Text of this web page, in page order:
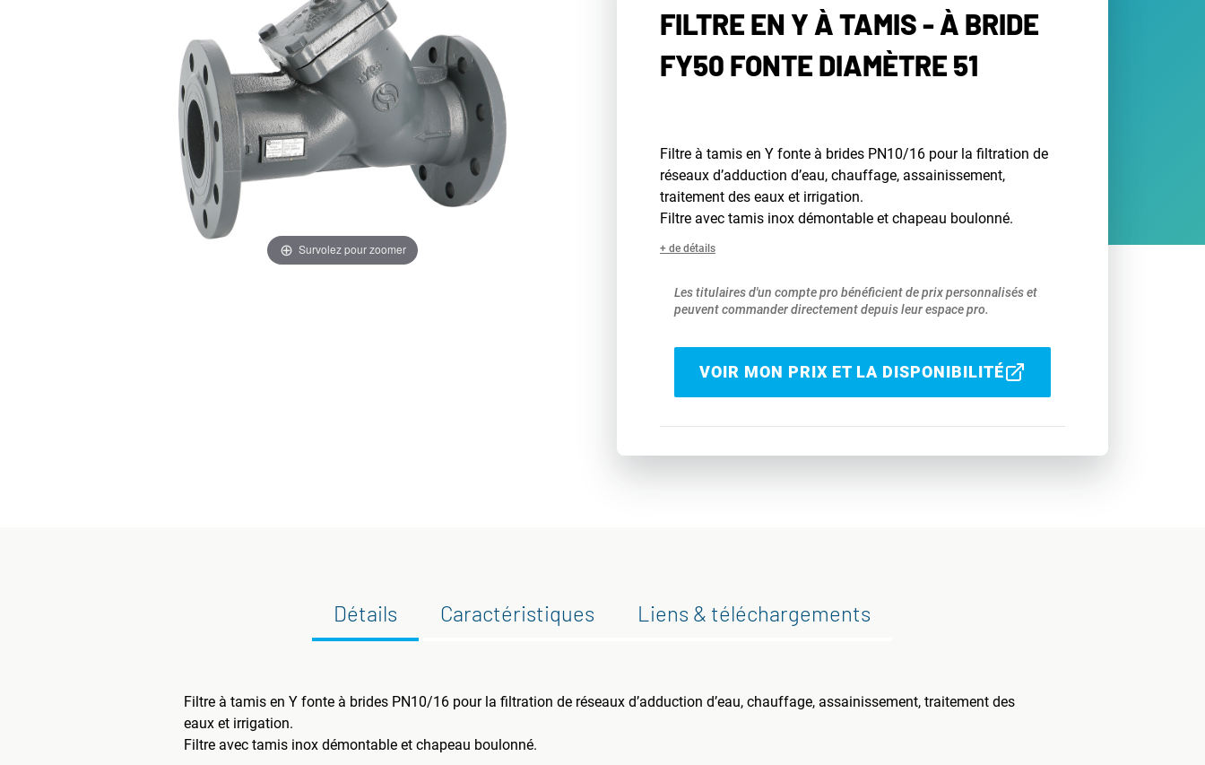
Survolez pour zoomer
FILTRE EN Y À TAMIS - À BRIDE
FY50 FONTE DIAMÈTRE 51
Filtre à tamis en Y fonte à brides PN10/16 pour la filtration de
réseaux d’adduction d’eau, chauffage, assainissement,
traitement des eaux et irrigation.
Filtre avec tamis inox démontable et chapeau boulonné.
+ de détails
Les titulaires d'un compte pro bénéficient de prix personnalisés et
peuvent commander directement depuis leur espace pro.
VOIR MON PRIX ET LA DISPONIBILITÉ
Détails Caractéristiques Liens & téléchargements
Filtre à tamis en Y fonte à brides PN10/16 pour la filtration de réseaux d’adduction d’eau, chauffage, assainissement, traitement des
eaux et irrigation.
Filtre avec tamis inox démontable et chapeau boulonné.